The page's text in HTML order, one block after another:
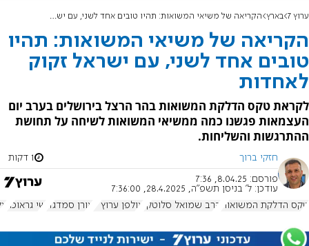
ערוץ 7 בארץ הקריאה של משיאי המשואות: תהיו טובים אחד לשני, עם ישראל זקוק לאחדות
הקריאה של משיאי המשואות: תהיו
טובים אחד לשני, עם ישראל זקוק
לאחדות
לקראת טקס הדלקת המשואות בהר הרצל בירושלים בערב יום
העצמאות פגשנו כמה ממשיאי המשואות לשיחה על תחושת
ההתרגשות והשליחות.
חזקי ברוך 1 דקות
פורסם: 8.04.25, 7:36
עודכן: ל' בניסן תשפ"ה, 28.4.2025, 7:36:00
טקס הדלקת המשואות
הרב שמואל סלוטקי אולפן ערוץ 7 אורן סמדג'ה שי גראוכר